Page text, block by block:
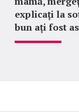
explicați la
bun ați fost